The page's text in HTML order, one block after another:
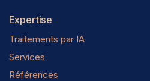
Expertise
Traitements par IA
Services
Références